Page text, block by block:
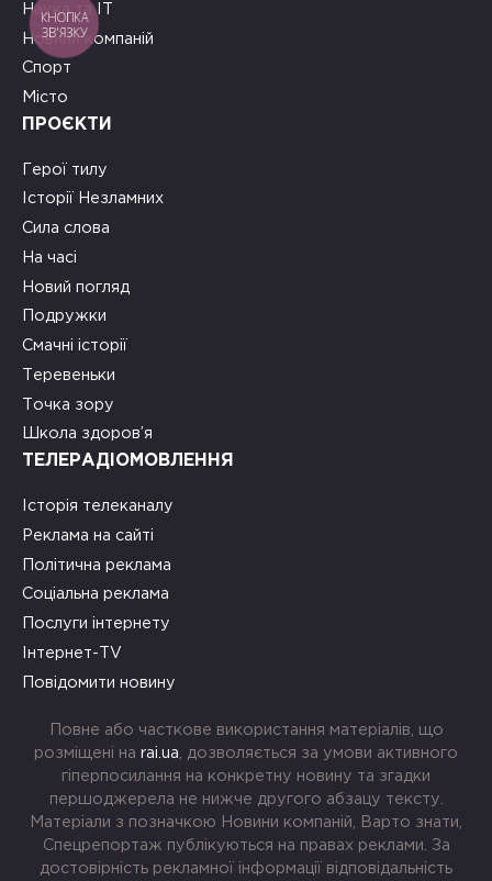
Наука та ІТ
Новини компаній
Спорт
Місто
ПРОЄКТИ
Герої тилу
Історії Незламних
Сила слова
На часі
Новий погляд
Подружки
Смачні історії
Теревеньки
Точка зору
Школа здоров’я
ТЕЛЕРАДІОМОВЛЕННЯ
Історія телеканалу
Реклама на сайті
Політична реклама
Соціальна реклама
Послуги інтернету
Інтернет-TV
Повідомити новину
Повне або часткове використання матеріалів, що
розміщені на rai.ua , дозволяється за умови активного
гіперпосилання на конкретну новину та згадки
першоджерела не нижче другого абзацу тексту.
Матеріали з позначкою Новини компаній, Варто знати,
Спецрепортаж публікуються на правах реклами. За
достовірність рекламної інформації відповідальність
КНОПКА
ЗВ'ЯЗКУ